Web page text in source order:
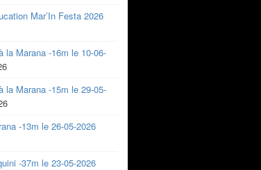
Mar’In Festa 2026
la Marana -16m le 10-06-
la Marana -15m le 29-05-
-13m le 26-05-2026
-37m le 23-05-2026